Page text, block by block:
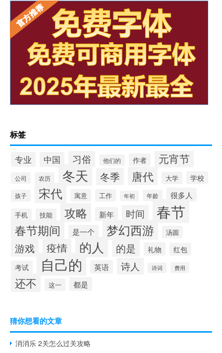
标签
专业 中国 习俗 他们的 作者 元宵节
公司 农历 冬天 冬季 唐代 大学 学校
孩子 宋代 寓意 工作 年初 年龄 很多人
手机 技能 攻略 新年 时间 春节
春节期间 是一个 梦幻西游 汤圆
游戏 疫情 的人 的是 礼物
红包
考试
自己的 英语 诗人 诗词 费用
还不 这一 都是
猜你想看的文章
消消乐 2关怎么过关攻略